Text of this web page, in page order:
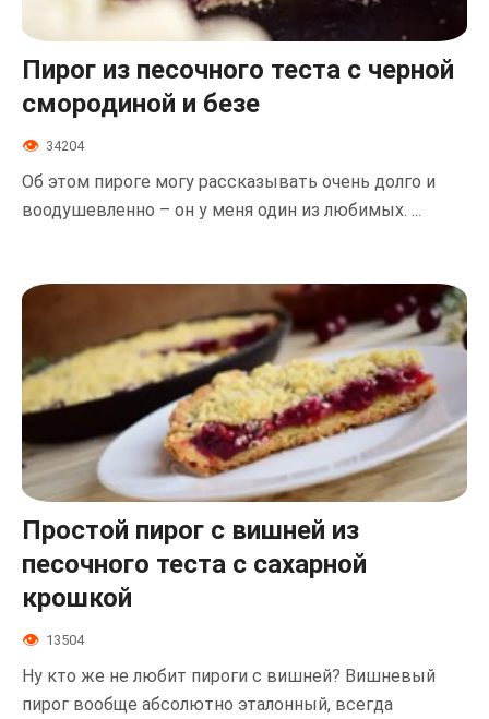
Пирог из песочного теста с черной
смородиной и безе
34204
Об этом пироге могу рассказывать очень долго и
воодушевленно – он у меня один из любимых. ...
Простой пирог с вишней из
песочного теста с сахарной
крошкой
13504
Ну кто же не любит пироги с вишней? Вишневый
пирог вообще абсолютно эталонный, всегда